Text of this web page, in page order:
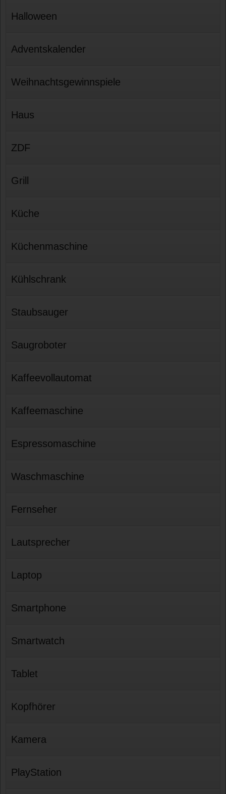
Halloween
Adventskalender
Weihnachtsgewinnspiele
Haus
ZDF
Grill
Küche
Küchenmaschine
Kühlschrank
Staubsauger
Saugroboter
Kaffeevollautomat
Kaffeemaschine
Espressomaschine
Waschmaschine
Fernseher
Lautsprecher
Laptop
Smartphone
Smartwatch
Tablet
Kopfhörer
Kamera
PlayStation